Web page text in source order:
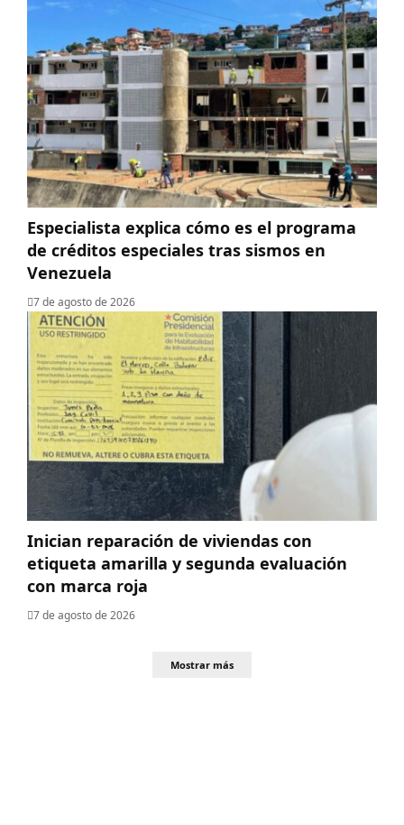
Especialista explica cómo es el programa
de créditos especiales tras sismos en
Venezuela
7 de agosto de 2026
Inician reparación de viviendas con
etiqueta amarilla y segunda evaluación
con marca roja
7 de agosto de 2026
Mostrar más